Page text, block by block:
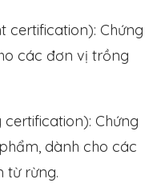
certification): Chứng
các đơn vị trồng
certification): Chứng
dành cho các
từ rừng.